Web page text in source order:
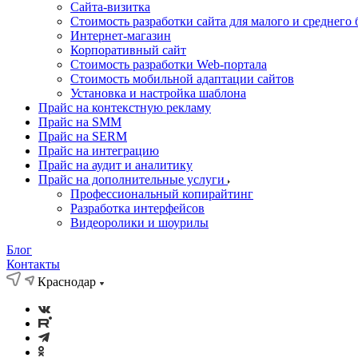
Cайта-визитка
Стоимость разработки сайта для малого и среднего
Интернет-магазин
Корпоративный сайт
Стоимость разработки Web-портала
Стоимость мобильной адаптации сайтов
Установка и настройка шаблона
Прайс на контекстную рекламу
Прайс на SMM
Прайс на SERM
Прайс на интеграцию
Прайс на аудит и аналитику
Прайс на дополнительные услуги
Профессиональный копирайтинг
Разработка интерфейсов
Видеоролики и шоурилы
Блог
Контакты
Краснодар